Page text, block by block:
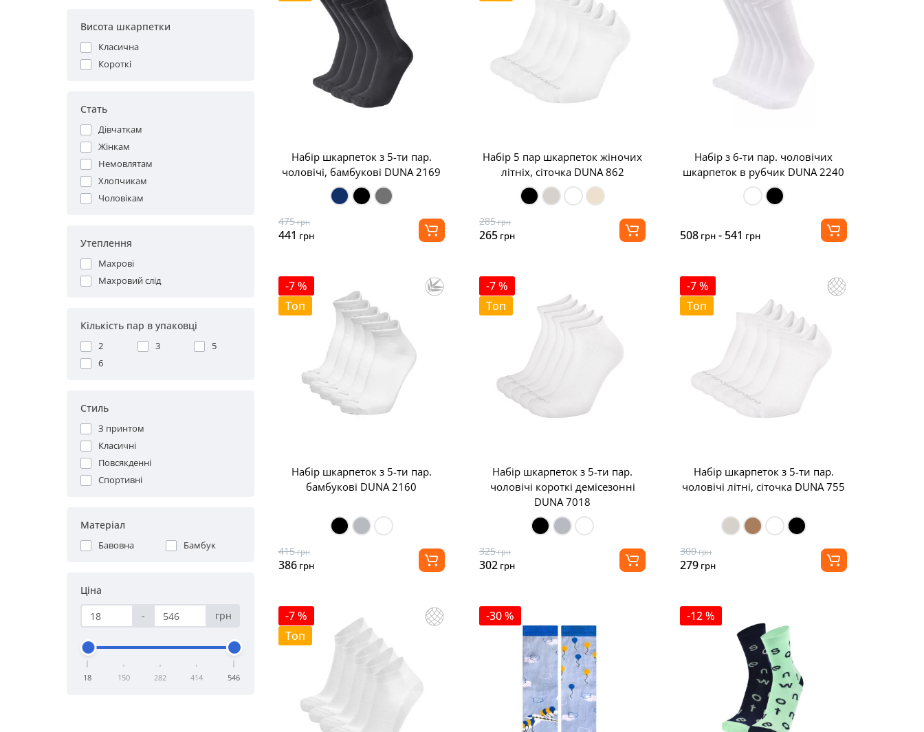
Висота шкарпетки
Класична
Короткі
Стать
Дівчаткам
Жінкам
Немовлятам
Хлопчикам
Чоловікам
Утеплення
Махрові
Махровий слід
Кількість пар в упаковці
2 3
5
6
Стиль
З принтом
Класичні
Повсякденні
Спортивні
Матеріал
Бавовна Бамбук
Ціна
-
грн
18 150 282 414 546
Набір шкарпеток з 5-ти пар.
чоловічі, бамбукові DUNA 2169
475грн
441 грн
Набір 5 пар шкарпеток жіночих
літніх, сіточка DUNA 862
285грн
265грн
Набір з 6-ти пар. чоловічих
шкарпеток в рубчик DUNA 2240
508 грн - 541 грн
-7 %
Топ
Набір шкарпеток з 5-ти пар.
бамбукові DUNA 2160
415грн
386грн
-7 %
Топ
Набір шкарпеток з 5-ти пар.
чоловічі короткі демісезонні
DUNA 7018
325грн
302грн
-7 %
Топ
Набір шкарпеток з 5-ти пар.
чоловічі літні, сіточка DUNA 755
300грн
279 грн
-7 %
Топ
-30 % -12 %